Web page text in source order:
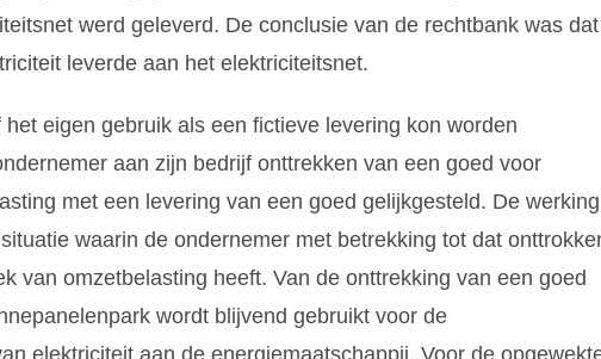
werd geleverd. De conclusie van de rechtbank was dat
leverde aan het elektriciteitsnet.
eigen gebruik als een fictieve levering kon worden
aan zijn bedrijf onttrekken van een goed voor
met een levering van een goed gelijkgesteld. De werking
waarin de ondernemer met betrekking tot dat
van omzetbelasting heeft. Van de onttrekking van een goed
wordt blijvend gebruikt voor de
elektriciteit aan de energiemaatschappij. Voor de